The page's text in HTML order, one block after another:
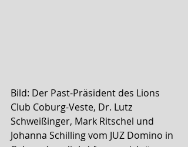
Bild: Der Past-Präsident des Lions
Club Coburg-Veste, Dr. Lutz
Schweißinger, Mark Ritschel und
Johanna Schilling vom JUZ Domino in